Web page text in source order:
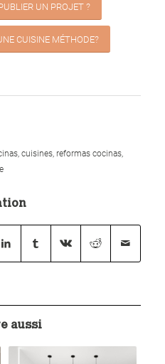
UN PROJET ?
CUISINE MÉTHODE?
, cuisines, reformas cocinas,
aussi